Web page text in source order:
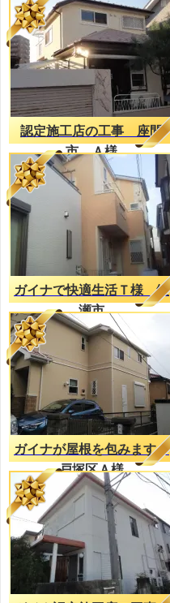
認定施工店の工事 座間
市 Ａ様
ガイナで快適生活Ｔ様 綾
瀬市
ガイナが屋根を包みます。
戸塚区Ａ様